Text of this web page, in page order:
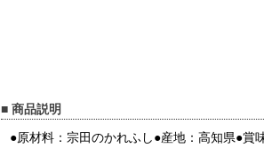
■ 商品説明
●原材料：宗田のかれふし●産地：高知県●賞